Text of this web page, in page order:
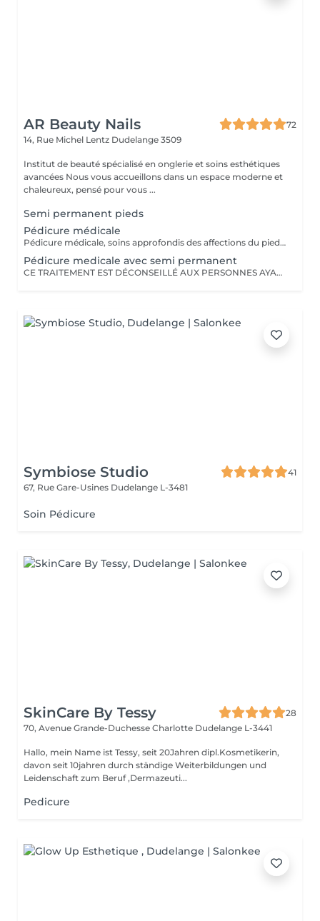
AR Beauty Nails
72
14, Rue Michel Lentz Dudelange 3509
Institut de beauté spécialisé en onglerie et soins esthétiques
avancées Nous vous accueillons dans un espace moderne et
chaleureux, pensé pour vous ...
Semi permanent pieds
Pédicure médicale
Pédicure médicale, soins approfondis des affections du pied(peau/ongles).Chaque infection demande un traitement particulier qui doit être réalisé per un professionnel.
Pédicure medicale avec semi permanent
CE TRAITEMENT EST DÉCONSEILLÉ AUX PERSONNES AYANT DES CHAPIGNONS AUX ONGLES.
Symbiose Studio
41
67, Rue Gare-Usines Dudelange L-3481
Soin Pédicure
SkinCare By Tessy
28
70, Avenue Grande-Duchesse Charlotte Dudelange L-3441
Hallo, mein Name ist Tessy, seit 20Jahren dipl.Kosmetikerin,
davon seit 10jahren durch ständige Weiterbildungen und
Leidenschaft zum Beruf ,Dermazeuti...
Pedicure